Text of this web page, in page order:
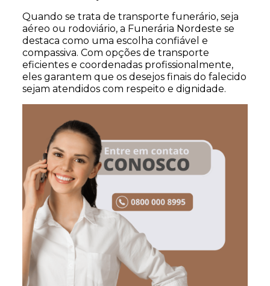
Quando se trata de transporte funerário, seja
aéreo ou rodoviário, a Funerária Nordeste se
destaca como uma escolha confiável e
compassiva. Com opções de transporte
eficientes e coordenadas profissionalmente,
eles garantem que os desejos finais do falecido
sejam atendidos com respeito e dignidade.